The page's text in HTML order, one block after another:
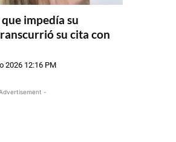
impedía su
su cita con
2026 12:16 PM
-